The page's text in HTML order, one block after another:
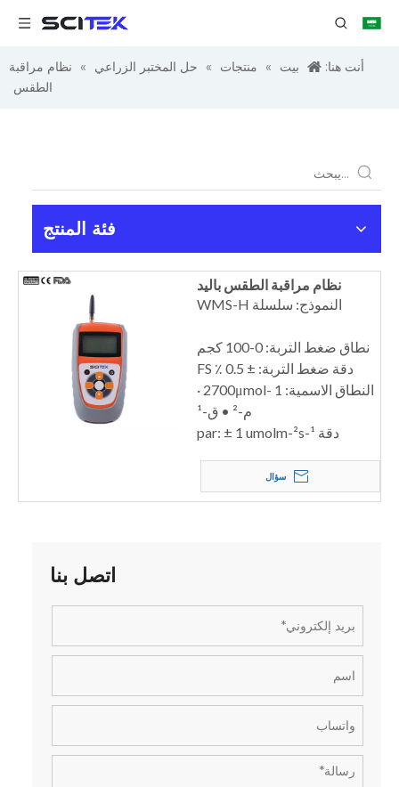
أنت هنا: بيت » منتجات » حل المختبر الزراعي »
نظام مراقبة
الطقس
فئة المنتج
نظام مراقبة الطقس باليد
النموذج: سلسلة WMS-H
نطاق ضغط التربة: 0-100 كجم
دقة ضغط التربة: ± 0.5 ٪ FS
النطاق الاسمية: 1 -2700μmol ·
م-² • ق-¹
دقة par: ± 1 umolm-²s-¹
سؤال
اتصل بنا